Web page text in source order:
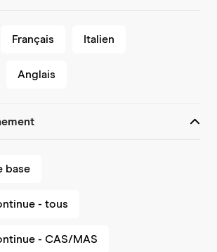
Français Italien
Anglais
base
- tous
- CAS/MAS